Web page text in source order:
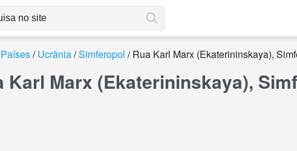
Países Ucrânia Simferopol Rua Karl Marx (Ekaterininskaya),
Karl Marx (Ekaterininskaya),